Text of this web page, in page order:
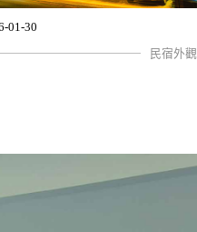
01-30
民宿外觀